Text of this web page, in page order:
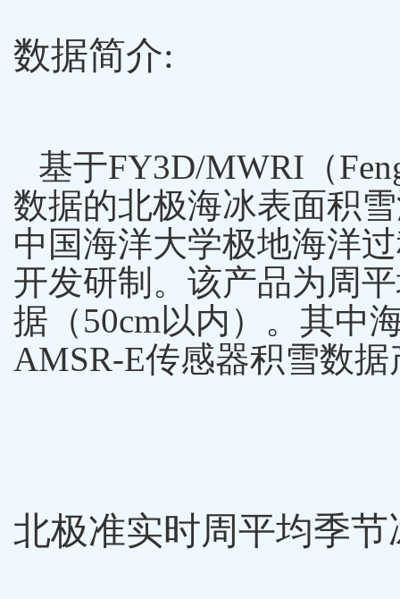
数据简介:
基于FY3D/MWRI（
数据的北极海冰表面积雪
中国海洋大学极地海洋
开发研制。该产品为周
据（50cm以内）。其中
AMSR-E传感器积雪数
北极准实时周平均季